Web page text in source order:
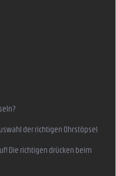
der richtigen Ohrstöpsel
Die richtigen drücken beim